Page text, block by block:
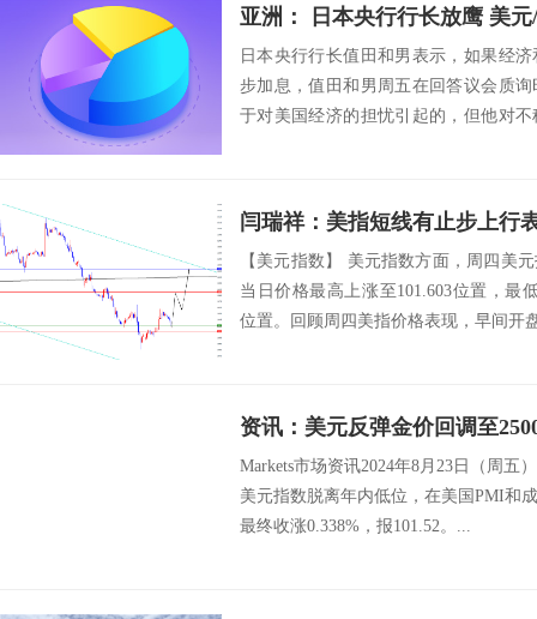
亚洲： 日本央行行长放鹰 美
日本央行行长值田和男表示，如果经
步加息，值田和男周五在回答议会质
于对美国经济的担忧引起的，但他对
闫瑞祥：美指短线有止步上行
【美元指数】 美元指数方面，周四美
当日价格最高上涨至101.603位置，最
位置。回顾周四美指价格表现，早间开
Markets市场资讯2024年8月23日（周五
美元指数脱离年内低位，在美国PMI和
最终收涨0.338%，报101.52。...